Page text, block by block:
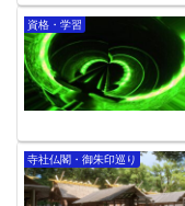
資格・学習
寺社仏閣・御朱印巡り